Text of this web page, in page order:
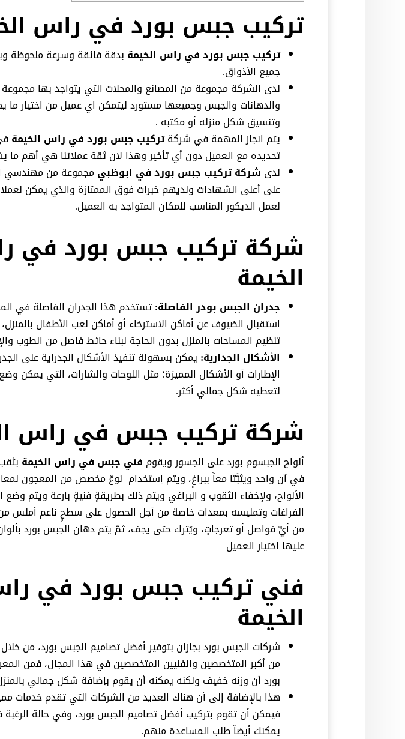
تركيب جبس بورد في راس
تركيب جبس بورد في راس الخيمة بدقة فائقة وسرعة ملحوظة
جميع الأذواق.
لدى الشركة مجموعة من المصانع والمحلات التي يتواجد بها
والدهانات والجبس وجميعها مستورد ليتمكن اي عميل من اختيار ما
وتنسيق شكل منزله أو مكتبه .
يتم انجاز المهمة في شركةتركيب جبس بورد في راس الخيمة
تحديده مع العميل دون أي تأخير وهذا لان ثقة عملائنا هي أهم ما
لدى شركة تركيب جبس بورد في ابوظبيمجموعة من مهندسي
على أعلى الشهادات ولديهم خبرات فوق الممتازة والذي يمكن
لعمل الديكور المناسب للمكان المتواجد به العميل.
شركة تركيب جبس بورد في
الخيمة
جدران الجبس بودر الفاصلة:تستخدم هذا الجدران الفاصلة في
استقبال الضيوف عن أماكن الاسترخاء أو أماكن لعب الأطفال
تنظيم المساحات بالمنزل بدون الحاجة لبناء حائط فاصل من الطوب
الأشكال الجدارية: يمكن بسهولة تنفيذ الأشكال الجدراية على
الإطارات أو الأشكال المميزة؛ مثل اللوحات والشارات، التي يمكن
لتعطيه شكل جمالي أكثر.
شركة تركيب جبس في راس
ألواح الجبسوم بورد على الجسور ويقوم فني جبس في راس الخيمة
في آن واحد ويثبَّتا معاً ببراغٍ، ويتم إستخدام نوعٌ مخصص من المعجون
الألواح، ولإخفاء الثقوب و البراغي ويتم ذلك بطريقةٍ فنيةٍ بارعة ويتم
الفراغات وتمليسه بمعدات خاصة من أجل الحصول على سطحٍ ناعم أملس
من أيِّ فواصل أو تعرجاتٍ، ويُترك حتى يجف، ثمّ يتم دهان الجبس بورد
عليها اختيار العميل
فني تركيب جبس بورد في
الخيمة
شركات الجبس بورد بجازان بتوفير أفضل تصاميم الجبس بورد، من
من أكبر المتخصصين والفنيين المتخصصين في هذا المجال، فمن
بورد أن وزنه خفيف ولكنه يمكنه أن يقوم بإضافة شكل جمالي
هذا بالإضافة إلى أن هناك العديد من الشركات التي تقدم خدمات
فيمكن أن تقوم بتركيب أفضل تصاميم الجبس بورد، وفي حالة
يمكنك أيضاٌ طلب المساعدة منهم.